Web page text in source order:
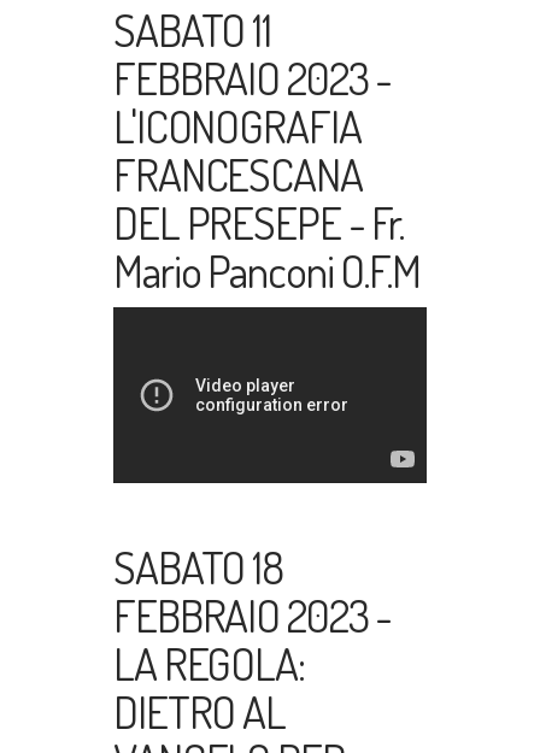
SABATO 11
FEBBRAIO 2023 -
L'ICONOGRAFIA
FRANCESCANA
DEL PRESEPE - Fr.
Mario Panconi O.F.M
SABATO 18
FEBBRAIO 2023 -
LA REGOLA:
DIETRO AL